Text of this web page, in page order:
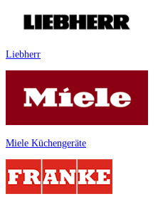
Liebherr
Miele Küchengeräte